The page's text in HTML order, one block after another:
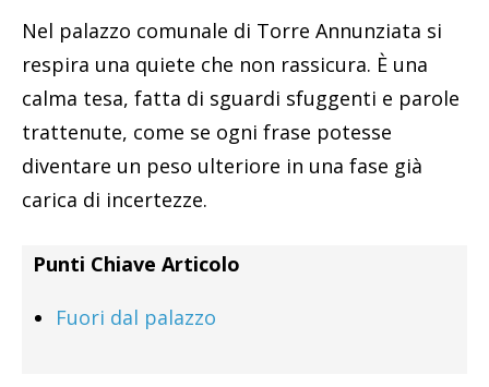
Nel palazzo comunale di Torre Annunziata si
respira una quiete che non rassicura. È una
calma tesa, fatta di sguardi sfuggenti e parole
trattenute, come se ogni frase potesse
diventare un peso ulteriore in una fase già
carica di incertezze.
Punti Chiave Articolo
Fuori dal palazzo